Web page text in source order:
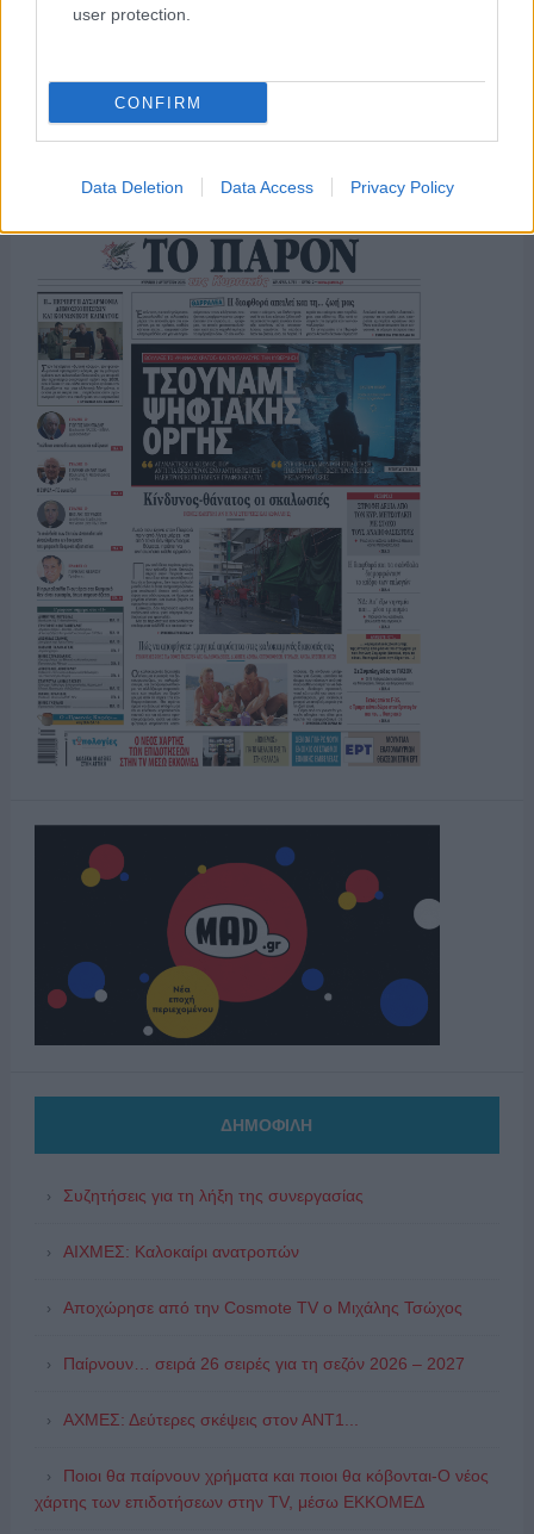
user protection.
CONFIRM
Data Deletion Data Access Privacy Policy
ΤΟ ΠΑΡΟΝ ΤΗΣ ΚΥΡΙΑΚΗΣ
ΔΗΜΟΦΙΛΗ
Συζητήσεις για τη λήξη της συνεργασίας
ΑΙΧΜΕΣ: Καλοκαίρι ανατροπών
Αποχώρησε από την Cosmote TV o Μιχάλης Τσώχος
Παίρνουν… σειρά 26 σειρές για τη σεζόν 2026 – 2027
ΑΧΜΕΣ: Δεύτερες σκέψεις στον ΑΝΤ1...
Ποιοι θα παίρνουν χρήματα και ποιοι θα κόβονται-Ο νέος
χάρτης των επιδοτήσεων στην TV, μέσω ΕΚΚΟΜΕΔ